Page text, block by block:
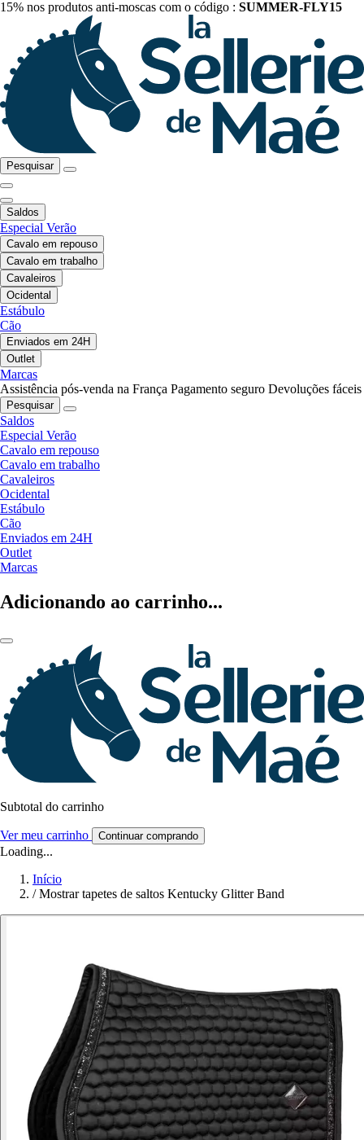
15% nos produtos anti-moscas com o código : SUMMER-FLY15
Pesquisar
Saldos
Especial Verão
Cavalo em repouso
Cavalo em trabalho
Cavaleiros
Ocidental
Estábulo
Cão
Enviados em 24H
Outlet
Marcas
Assistência pós-venda na França Pagamento seguro Devoluções fáceis
Pesquisar
Saldos
Especial Verão
Cavalo em repouso
Cavalo em trabalho
Cavaleiros
Ocidental
Estábulo
Cão
Enviados em 24H
Outlet
Marcas
Adicionando ao carrinho...
Subtotal do carrinho
Ver meu carrinho Continuar comprando
Loading...
Início
/ Mostrar tapetes de saltos Kentucky Glitter Band